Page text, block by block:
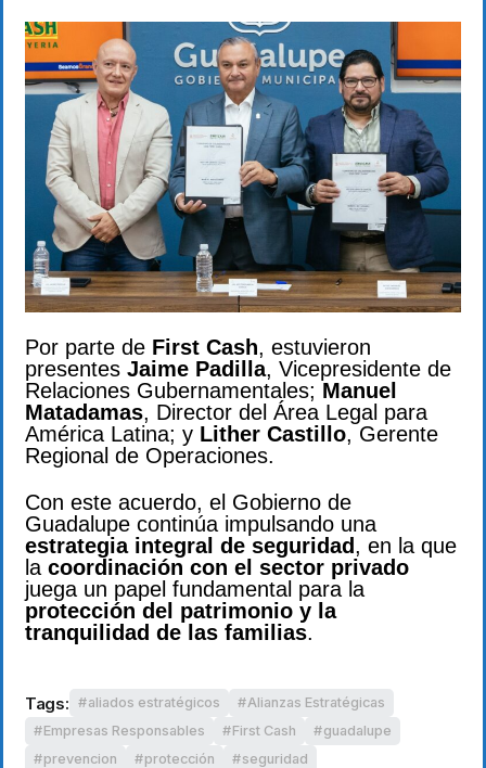
Por parte de First Cash, estuvieron
presentes Jaime Padilla, Vicepresidente de
Relaciones Gubernamentales; Manuel
Matadamas, Director del Área Legal para
América Latina; y Lither Castillo, Gerente
Regional de Operaciones.
Con este acuerdo, el Gobierno de
Guadalupe continúa impulsando una
estrategia integral de seguridad, en la que
la coordinación con el sector privado
juega un papel fundamental para la
protección del patrimonio y la
tranquilidad de las familias.
Tags: aliados estratégicos
Alianzas Estratégicas
Empresas Responsables
First Cash
guadalupe
prevencion
protección seguridad